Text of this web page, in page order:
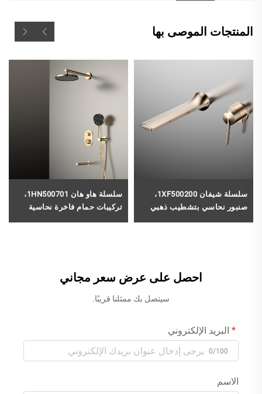
المنتجات الموصى بها
سلسلة شيفان 1XF500200،
صنبور نحاسي بتشطيب ذهبي
سلسلة هاو هان 1HN500701،
تركيبات حمام فاخرة نحاسية
احصل على عرض سعر مجاني
سيتصل بك ممثلنا قريبًا.
البريد الإلكتروني
0/100
الاسم